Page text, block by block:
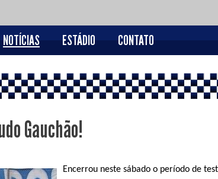
NOTÍCIAS ESTÁDIO CONTATO
Gauchão!
Encerrou neste sábado o período de